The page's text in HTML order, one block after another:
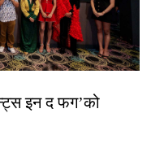
इन द फग’को